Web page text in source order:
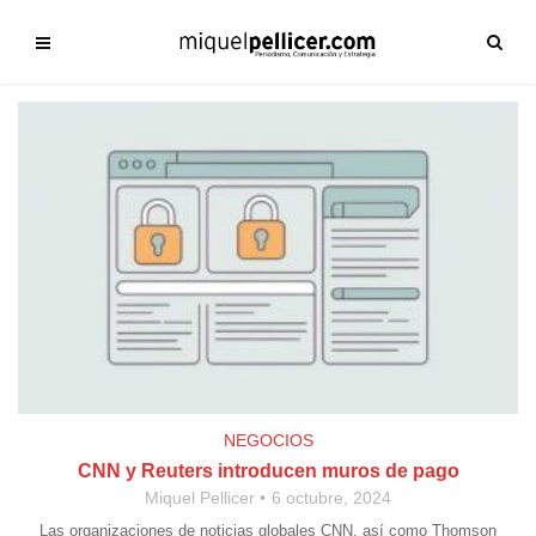
NEGOCIOS
CNN y Reuters introducen muros de pago
Miquel Pellicer 6 octubre, 2024
Las organizaciones de noticias globales CNN, así como Thomson